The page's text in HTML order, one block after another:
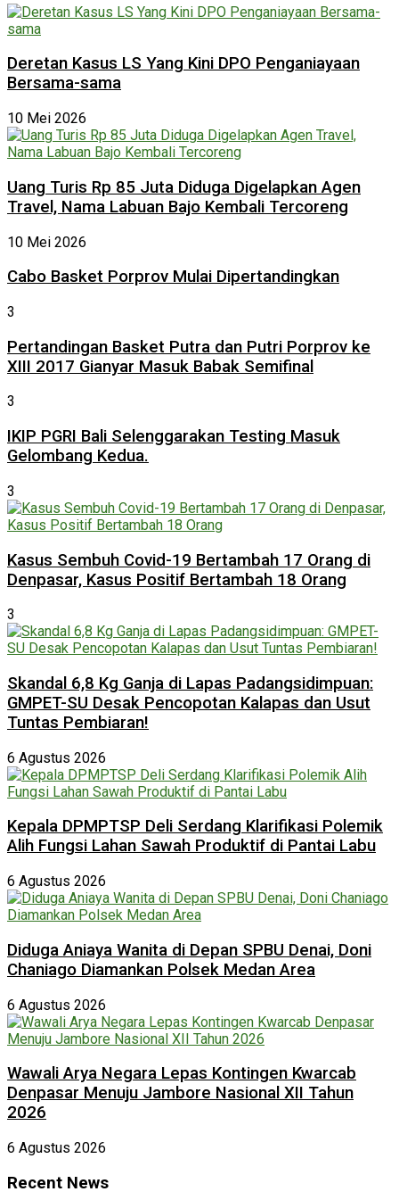
Deretan Kasus LS Yang Kini DPO Penganiayaan
Bersama-sama
10 Mei 2026
Uang Turis Rp 85 Juta Diduga Digelapkan Agen
Travel, Nama Labuan Bajo Kembali Tercoreng
10 Mei 2026
Cabo Basket Porprov Mulai Dipertandingkan
3
Pertandingan Basket Putra dan Putri Porprov ke
XIII 2017 Gianyar Masuk Babak Semifinal
3
IKIP PGRI Bali Selenggarakan Testing Masuk
Gelombang Kedua.
3
Kasus Sembuh Covid-19 Bertambah 17 Orang di
Denpasar, Kasus Positif Bertambah 18 Orang
3
Skandal 6,8 Kg Ganja di Lapas Padangsidimpuan:
GMPET-SU Desak Pencopotan Kalapas dan Usut
Tuntas Pembiaran!
6 Agustus 2026
Kepala DPMPTSP Deli Serdang Klarifikasi Polemik
Alih Fungsi Lahan Sawah Produktif di Pantai Labu
6 Agustus 2026
Diduga Aniaya Wanita di Depan SPBU Denai, Doni
Chaniago Diamankan Polsek Medan Area
6 Agustus 2026
Wawali Arya Negara Lepas Kontingen Kwarcab
Denpasar Menuju Jambore Nasional XII Tahun
2026
6 Agustus 2026
Recent News